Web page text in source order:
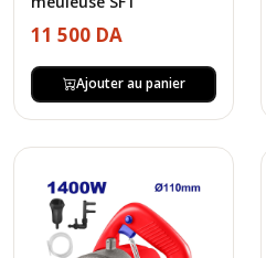
11 500 DA
Ajouter au panier